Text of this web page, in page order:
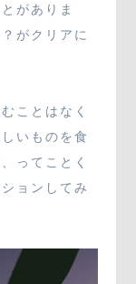
がありま
がクリアに
ことはなく
いものを食
ってことく
ョンしてみ